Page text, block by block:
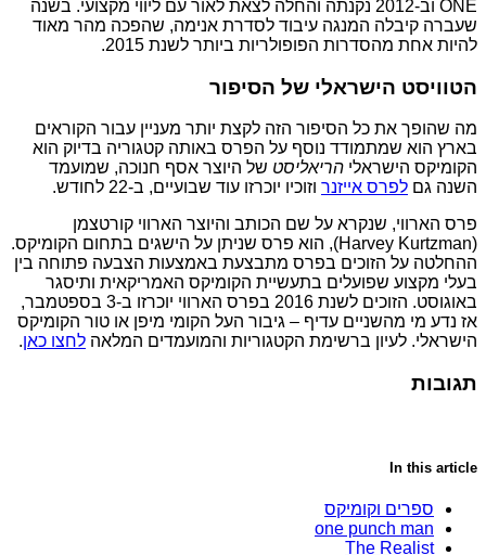
ONE וב-2012 נקנתה והחלה לצאת לאור עם ליווי מקצועי. בשנה
שעברה קיבלה המנגה עיבוד לסדרת אנימה, שהפכה מהר מאוד
להיות אחת מהסדרות הפופולריות ביותר לשנת 2015.
הטוויסט הישראלי של הסיפור
מה שהופך את כל הסיפור הזה לקצת יותר מעניין עבור הקוראים
בארץ הוא שמתמודד נוסף על הפרס באותה קטגוריה בדיוק הוא
הקומיקס הישראלי הריאליסט של היוצר אסף חנוכה, שמועמד
השנה גם לפרס אייזנר וזוכיו יוכרזו עוד שבועיים, ב-22 לחודש.
פרס הארווי, שנקרא על שם הכותב והיוצר הארווי קורטצמן
(Harvey Kurtzman), הוא פרס שניתן על הישגים בתחום הקומיקס.
ההחלטה על הזוכים בפרס מתבצעת באמצעות הצבעה פתוחה בין
בעלי מקצוע שפועלים בתעשיית הקומיקס האמריקאית ותיסגר
באוגוסט. הזוכים לשנת 2016 בפרס הארווי יוכרזו ב-3 בספטמבר,
אז נדע מי מהשניים עדיף – גיבור העל הקומי מיפן או טור הקומיקס
הישראלי. לעיון ברשימת הקטגוריות והמועמדים המלאה לחצו כאן.
תגובות
In this article
ספרים וקומיקס
one punch man
The Realist